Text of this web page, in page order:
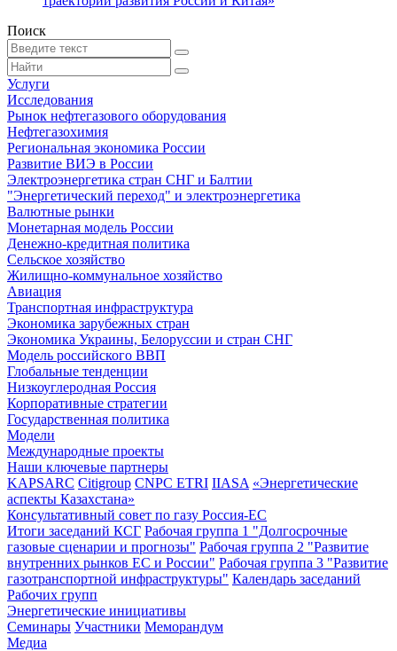
Поиск
Услуги
Исследования
Рынок нефтегазового оборудования
Нефтегазохимия
Региональная экономика России
Развитие ВИЭ в России
Электроэнергетика стран СНГ и Балтии
"Энергетический переход" и электроэнергетика
Валютные рынки
Монетарная модель России
Денежно-кредитная политика
Сельское хозяйство
Жилищно-коммунальное хозяйство
Авиация
Транспортная инфраструктура
Экономика зарубежных стран
Экономика Украины, Белоруссии и стран СНГ
Модель российского ВВП
Глобальные тенденции
Низкоуглеродная Россия
Корпоративные стратегии
Государственная политика
Модели
Международные проекты
Наши ключевые партнеры
KAPSARC Citigroup CNPC ETRI IIASA «Энергетические
аспекты Казахстана»
Консультативный совет по газу Россия-ЕС
Итоги заседаний КСГ Рабочая группа 1 "Долгосрочные
газовые сценарии и прогнозы" Рабочая группа 2 "Развитие
внутренних рынков ЕС и России" Рабочая группа 3 "Развитие
газотранспортной инфраструктуры" Календарь заседаний
Рабочих групп
Энергетические инициативы
Семинары Участники Меморандум
Медиа